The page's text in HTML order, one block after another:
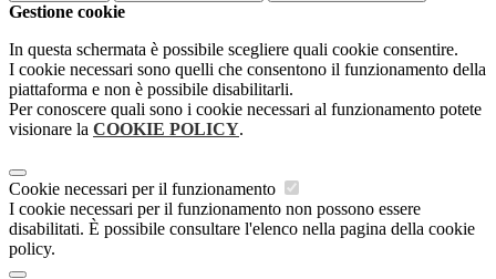
Gestione cookie
In questa schermata è possibile scegliere quali cookie consentire.
I cookie necessari sono quelli che consentono il funzionamento della
piattaforma e non è possibile disabilitarli.
Per conoscere quali sono i cookie necessari al funzionamento potete
visionare la COOKIE POLICY.
Cookie necessari per il funzionamento
I cookie necessari per il funzionamento non possono essere
disabilitati. È possibile consultare l'elenco nella pagina della cookie
policy.